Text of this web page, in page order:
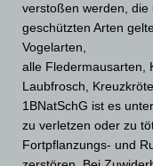
verstoßen werden,
geschützten Arten
Vogelarten,
alle Fledermausarten,
Laubfrosch,
1BNatSchG ist es
zu verletzen oder zu
Fortpflanzungs- und